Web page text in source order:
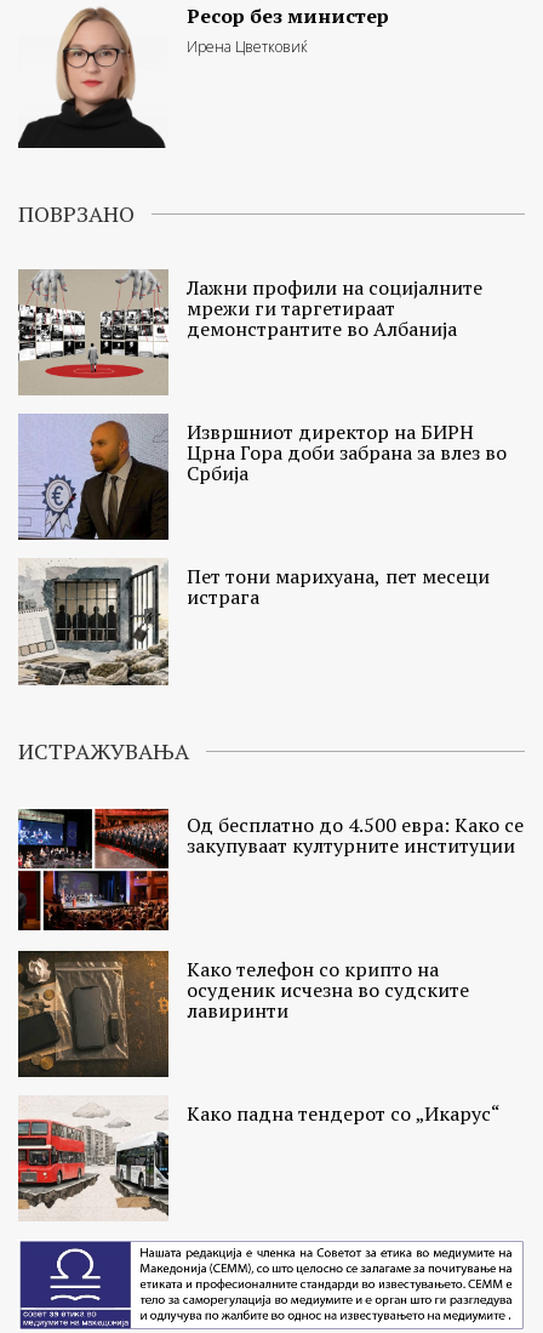
Ресор без министер
Ирена Цветковиќ
ПОВРЗАНО
Лажни профили на социјалните
мрежи ги таргетираат
демонстрантите во Албанија
Извршниот директор на БИРН
Црна Гора доби забрана за влез во
Србија
Пет тони марихуана, пет месеци
истрага
ИСТРАЖУВАЊА
Од бесплатно до 4.500 евра: Како се
закупуваат културните институции
Како телефон со крипто на
осуденик исчезна во судските
лавиринти
Како падна тендерот со „Икарус“